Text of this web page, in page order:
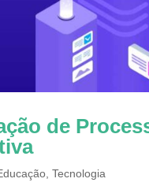
de
,Tecnologia